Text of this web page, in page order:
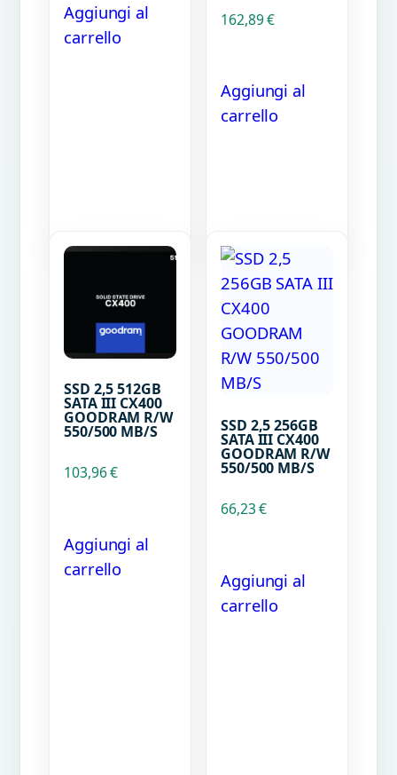
Aggiungi al
carrello
162,89€
Aggiungi al
carrello
SSD 2,5 512GB
SATA III CX400
GOODRAM R/W
550/500 MB/S
103,96€
Aggiungi al
carrello
SSD 2,5 256GB
SATA III CX400
GOODRAM R/W
550/500 MB/S
66,23€
Aggiungi al
carrello